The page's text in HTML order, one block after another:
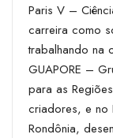
Paris V –
carreira como
trabalhando na
GUAPORE –
para as
criadores, e no
Rondônia,